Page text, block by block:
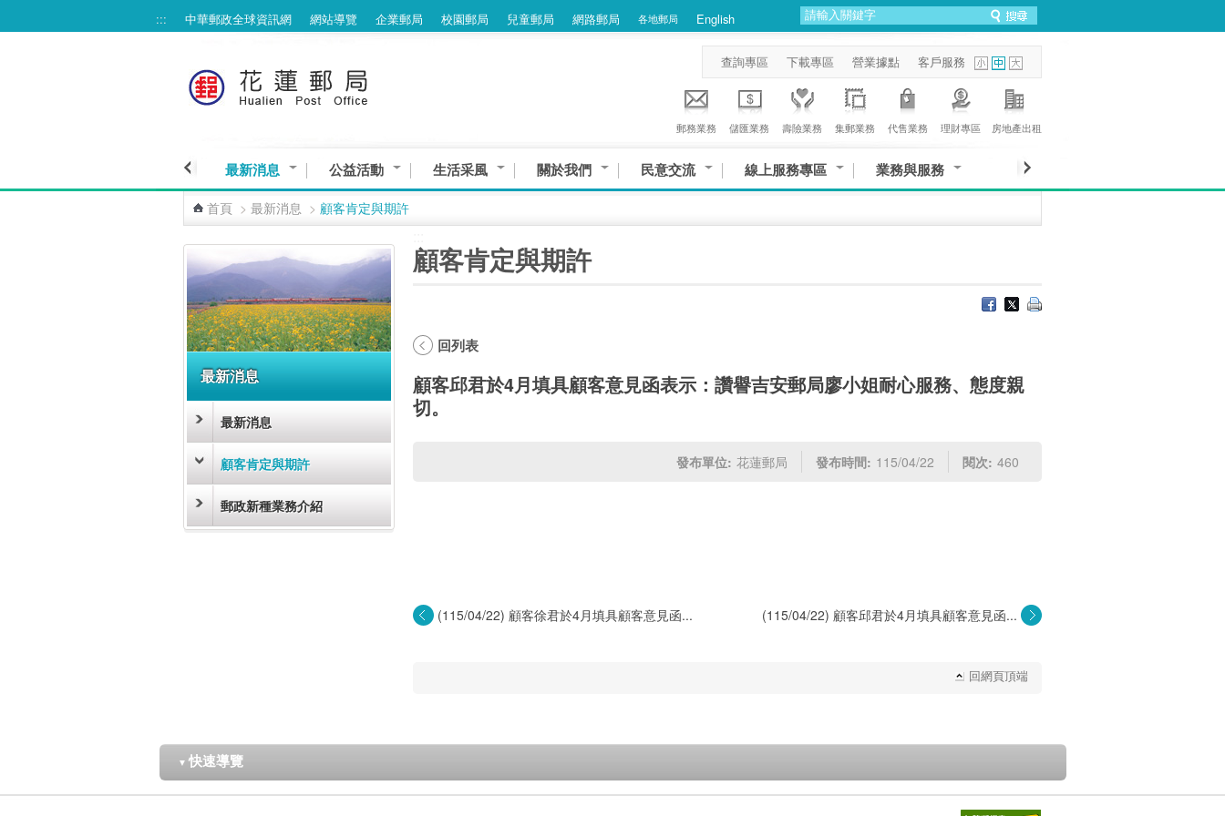
::: 中華郵政全球資訊網 網站導覽 企業郵局 校園郵局 兒童郵局 網路郵局 各地郵局 English
查詢專區 下載專區 營業據點 客戶服務
郵務業務 儲匯業務 壽險業務 集郵業務 代售業務 理財專區 房地產出租
最新消息 公益活動 生活采風 關於我們 民意交流 線上服務專區 業務與服務
首頁 > 最新消息 > 顧客肯定與期許
最新消息
最新消息
顧客肯定與期許
郵政新種業務介紹
顧客肯定與期許
回列表
顧客邱君於4月填具顧客意見函表示：讚譽吉安郵局廖小姐耐心服務、態度親
切。
發布單位: 花蓮郵局 發布時間: 115/04/22 閱次: 460
(115/04/22) 顧客徐君於4月填具顧客意見函... (115/04/22) 顧客邱君於4月填具顧客意見函...
回網頁頂端
▼ 快速導覽